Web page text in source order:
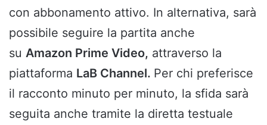
con abbonamento attivo. In alternativa, sarà
possibile seguire la partita anche
su Amazon Prime Video, attraverso la
piattaforma LaB Channel. Per chi preferisce
il racconto minuto per minuto, la sfida sarà
seguita anche tramite la diretta testuale